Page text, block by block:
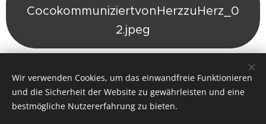
CocokommuniziertvonHerzzuHerz_0
2.jpeg
Share
Wir verwenden Cookies, um das einwandfreie Funktionieren
und die Sicherheit der Website zu gewährleisten und eine
bestmögliche Nutzererfahrung zu bieten.